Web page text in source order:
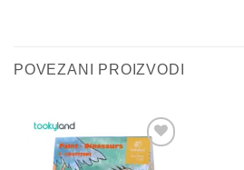
POVEZANI PROIZVODI
Sačuvaj